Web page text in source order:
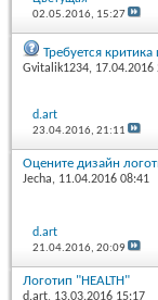
02.05.2016, 15:27
Требуется
Gvitalik1234, 17.04.2016
d.art
23.04.2016,21:11
Оцените дизайн
Jecha, 11.04.2016 08:41
d.art
21.04.2016,20:09
Логотип "HEALTH"
d.art, 13.03.2016 15:17